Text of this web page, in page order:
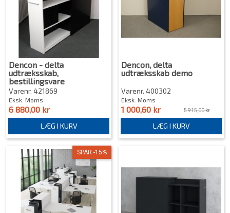
Dencon - delta
udtræksskab,
bestillingsvare
Varenr. 421869
Eksk. Moms
6 880,00 kr
LÆG I KURV
Dencon, delta
udtræksskab demo
Varenr. 400302
Eksk. Moms
1 000,60 kr 5 915,00 kr
LÆG I KURV
SPAR -15%